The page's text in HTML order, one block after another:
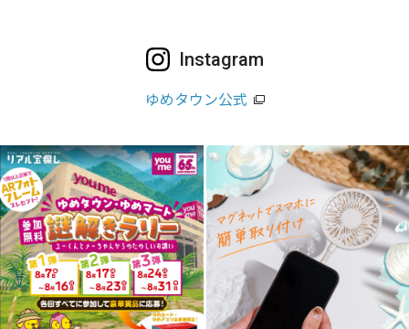
Instagram
ゆめタウン公式